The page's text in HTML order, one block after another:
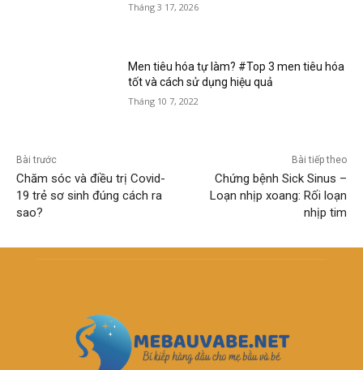
Tháng 3 17, 2026
Men tiêu hóa tự làm? #Top 3 men tiêu hóa
tốt và cách sử dụng hiệu quả
Tháng 10 7, 2022
Bài trước
Chăm sóc và điều trị Covid-
19 trẻ sơ sinh đúng cách ra
sao?
Bài tiếp theo
Chứng bệnh Sick Sinus –
Loạn nhịp xoang: Rối loạn
nhịp tim